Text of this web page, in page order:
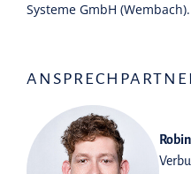
Systeme GmbH (Wembach).